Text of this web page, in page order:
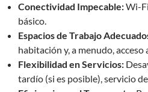
Conectividad Impecable:Wi-
básico.
Espacios de Trabajo
habitación y, a menudo,
Flexibilidad en Servicios:
tardío (si es posible), servicio